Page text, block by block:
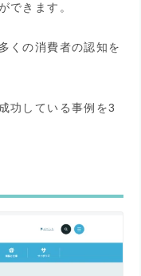
できます。
くの消費者の認知を
功している事例を3